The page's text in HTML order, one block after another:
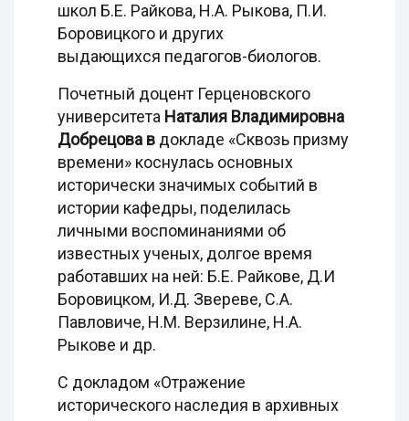
школ Б.Е. Райкова, Н.А. Рыкова, П.И.
Боровицкого и других
выдающихся педагогов-биологов.
Почетный доцент Герценовского
университета Наталия Владимировна
Добрецова в докладе «Сквозь призму
времени» коснулась основных
исторически значимых событий в
истории кафедры, поделилась
личными воспоминаниями об
известных ученых, долгое время
работавших на ней: Б.Е. Райкове, Д.И
Боровицком, И.Д. Звереве, С.А.
Павловиче, Н.М. Верзилине, Н.А.
Рыкове и др.
С докладом «Отражение
исторического наследия в архивных